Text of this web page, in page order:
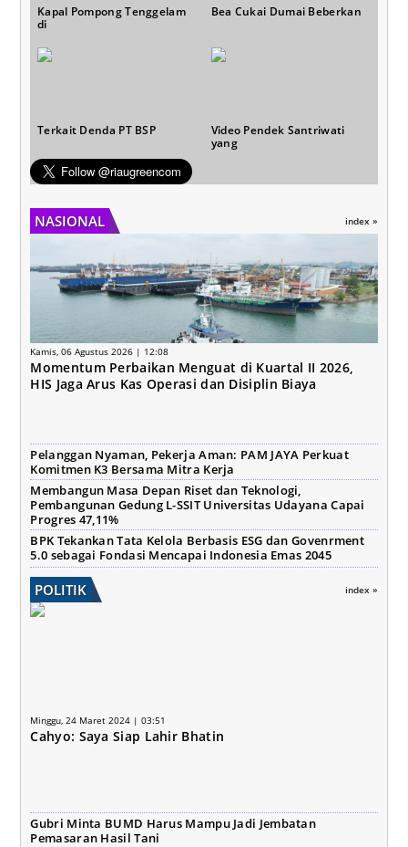
Kapal Pompong Tenggelam
di
Bea Cukai Dumai Beberkan
Terkait Denda PT BSP
Video Pendek Santriwati
yang
index »
NASIONAL
Kamis, 06 Agustus 2026 | 12:08
Momentum Perbaikan Menguat di Kuartal II 2026,
HIS Jaga Arus Kas Operasi dan Disiplin Biaya
Pelanggan Nyaman, Pekerja Aman: PAM JAYA Perkuat
Komitmen K3 Bersama Mitra Kerja
Membangun Masa Depan Riset dan Teknologi,
Pembangunan Gedung L-SSIT Universitas Udayana Capai
Progres 47,11%
BPK Tekankan Tata Kelola Berbasis ESG dan Govenrment
5.0 sebagai Fondasi Mencapai Indonesia Emas 2045
index »
POLITIK
Minggu, 24 Maret 2024 | 03:51
Cahyo: Saya Siap Lahir Bhatin
Gubri Minta BUMD Harus Mampu Jadi Jembatan
Pemasaran Hasil Tani